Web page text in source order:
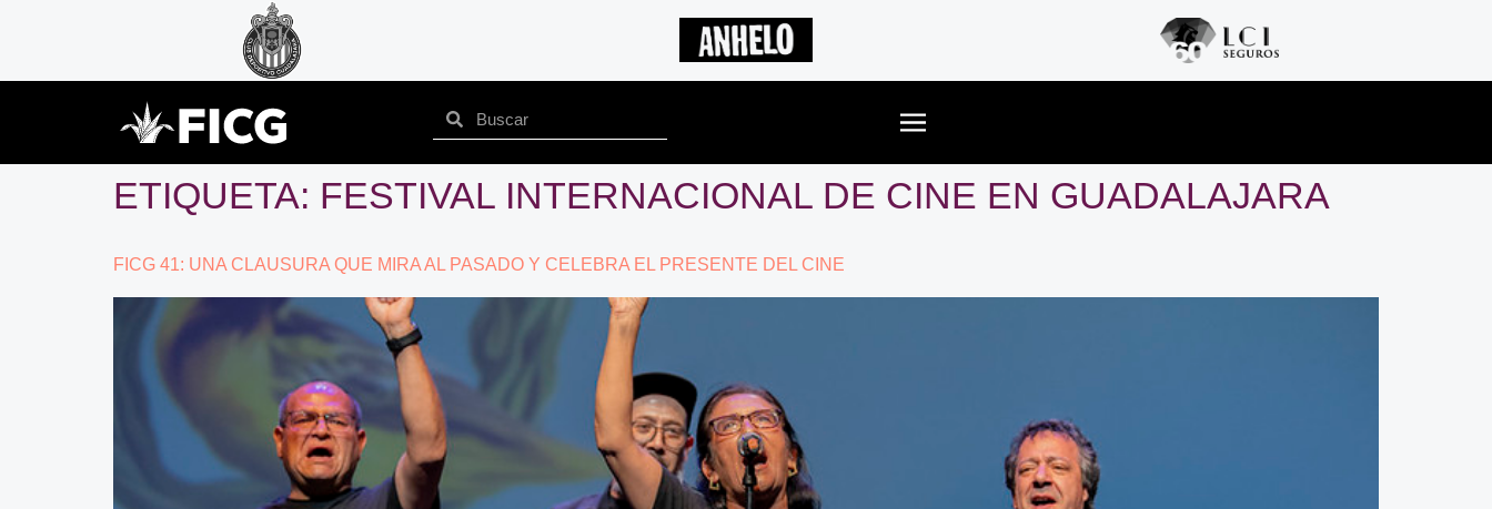
ETIQUETA: FESTIVAL INTERNACIONAL DE CINE EN GUADALAJARA
FICG 41: UNA CLAUSURA QUE MIRA AL PASADO Y CELEBRA EL PRESENTE DEL CINE